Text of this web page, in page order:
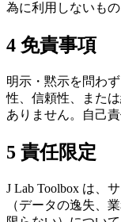
為に利用しないもの
4 免責事項
明示・黙示を問わ
性、信頼性、また
ありません。自己
5 責任限定
J Lab Toolbox は、
（データの逸失、